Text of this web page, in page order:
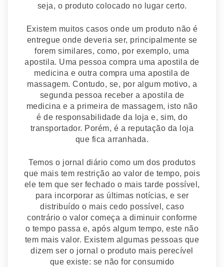
seja, o produto colocado no lugar certo.
Existem muitos casos onde um produto não é
entregue onde deveria ser, principalmente se
forem similares, como, por exemplo, uma
apostila. Uma pessoa compra uma apostila de
medicina e outra compra uma apostila de
massagem. Contudo, se, por algum motivo, a
segunda pessoa receber a apostila de
medicina e a primeira de massagem, isto não
é de responsabilidade da loja e, sim, do
transportador. Porém, é a reputação da loja
que fica arranhada.
Temos o jornal diário como um dos produtos
que mais tem restrição ao valor de tempo, pois
ele tem que ser fechado o mais tarde possível,
para incorporar as últimas notícias, e ser
distribuído o mais cedo possível, caso
contrário o valor começa a diminuir conforme
o tempo passa e, após algum tempo, este não
tem mais valor. Existem algumas pessoas que
dizem ser o jornal o produto mais perecível
que existe: se não for consumido